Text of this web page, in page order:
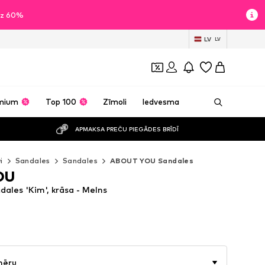
60%
LV LV
Top 100 Zīmoli Iedvesma
APMAKSA PREČU PIEGĀDES BRĪDĪ
Sandales Sandales ABOUT YOU Sandales
'Kim', krāsa - Melns